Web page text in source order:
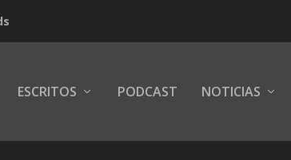
ESCRITOS PODCAST NOTICIAS